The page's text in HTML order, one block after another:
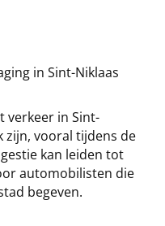
in Sint-Niklaas
verkeer in Sint-
zijn, vooral tijdens de
kan leiden tot
automobilisten die
begeven.